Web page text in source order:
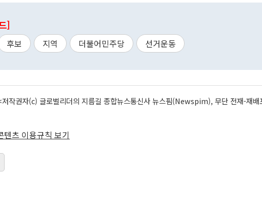
]
후보 지역 더불어민주당 선거운동
저작권자(c) 글로벌리더의 지름길 종합뉴스통신사 뉴스핌(Newspim), 무단 전재-재배
텐츠 이용규칙 보기